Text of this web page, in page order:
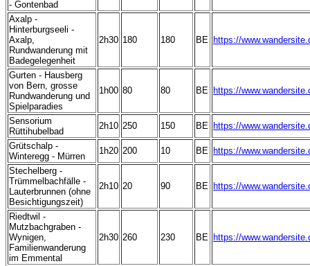
- Gontenbad
Axalp -
Hinterburgseeli -
Axalp,
Rundwanderung mit
Badegelegenheit
2h30 180 180 BE https://
Gurten - Hausberg
von Bern, grosse
Rundwanderung und
Spielparadies
1h00 80 80 BE https://
Sensorium
Rüttihubelbad
2h10 250 150 BE
https://
Grütschalp -
Winteregg - Mürren
1h20 200 10 BE
https://
Stechelberg -
Trümmelbachfälle -
Lauterbrunnen (ohne
Besichtigungszeit)
2h10 20 90 BE https://
Riedtwil -
Mutzbachgraben -
Wynigen,
Familienwanderung
im Emmental
2h30 260 230 BE https://